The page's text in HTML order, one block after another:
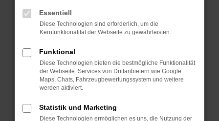
können das Laden bestimmter Seiten
verhindern. Funktioniert die Seite in einem
anderen Browser oder in einem privaten
Starte dein Gerät neu.
Das kann manchmal helfen, vorübergehende
Probleme zu beheben.
Betriebssystem auf dem neuesten Stand
sind.
Essentiell
Diese Technologien sind erforderlich, um die
Kernfunktionalität der Webseite zu gewährleisten.
Funktional
Diese Technologien bieten die bestmögliche Funktionalität
der Webseite. Services von Drittanbietern wie Google
Maps, Chats, Fahrzeugbewertungssystem und weitere
werden aktiviert.
Statistik und Marketing
Diese Technologien ermöglichen es uns, die Nutzung der